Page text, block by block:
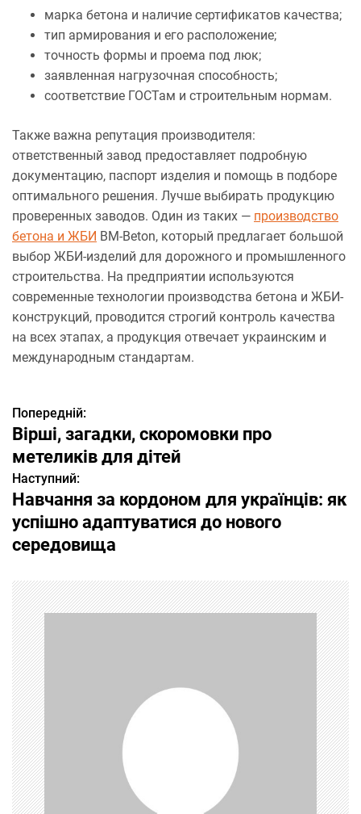
марка бетона и наличие сертификатов качества;
тип армирования и его расположение;
точность формы и проема под люк;
заявленная нагрузочная способность;
соответствие ГОСТам и строительным нормам.
Также важна репутация производителя:
ответственный завод предоставляет подробную
документацию, паспорт изделия и помощь в подборе
оптимального решения. Лучше выбирать продукцию
проверенных заводов. Один из таких — производство
бетона и ЖБИ BM-Beton, который предлагает большой
выбор ЖБИ-изделий для дорожного и промышленного
строительства. На предприятии используются
современные технологии производства бетона и ЖБИ-
конструкций, проводится строгий контроль качества
на всех этапах, а продукция отвечает украинским и
международным стандартам.
Н
а
в
і
г
а
ц
і
я
з
а
п
Попередній:
Вірші, загадки, скоромовки про
метеликів для дітей
Наступний:
Навчання за кордоном для українців: як
успішно адаптуватися до нового
середовища